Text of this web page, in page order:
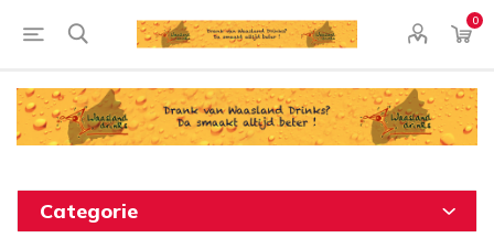
0
Categorie